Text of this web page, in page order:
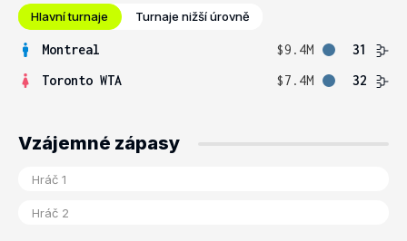
Hlavní turnaje Turnaje nižší úrovně
Montreal $9.4M
31
Toronto WTA
$7.4M 32
Vzájemné zápasy